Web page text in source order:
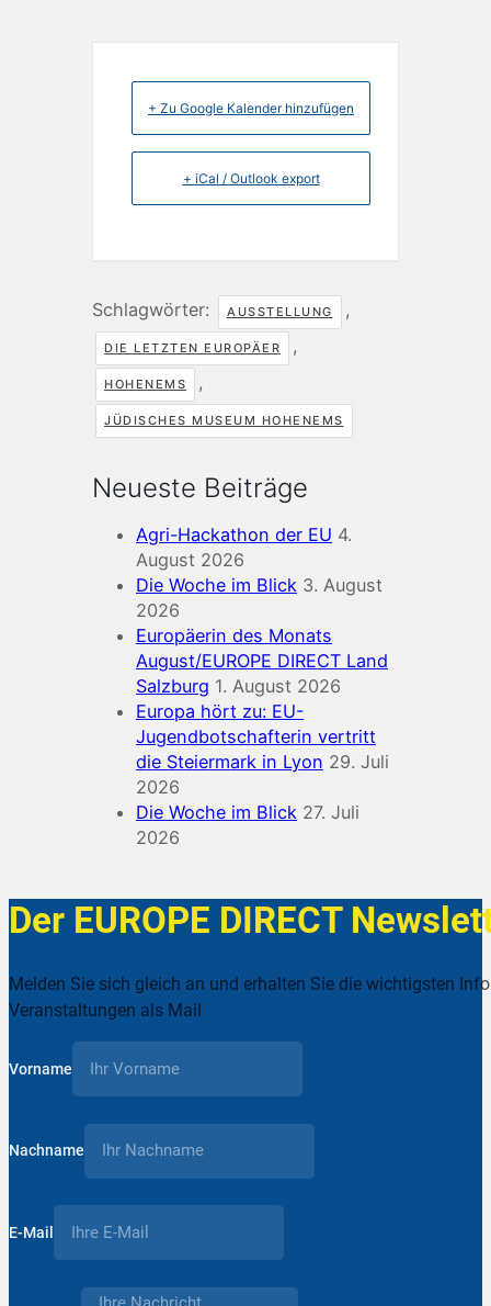
+ Zu Google Kalender hinzufügen
+ iCal / Outlook export
Schlagwörter: AUSSTELLUNG ,
DIE LETZTEN EUROPÄER ,
HOHENEMS ,
JÜDISCHES MUSEUM HOHENEMS
Neueste Beiträge
Agri-Hackathon der EU 4.
August 2026
Die Woche im Blick 3. August
2026
Europäerin des Monats
August/EUROPE DIRECT Land
Salzburg 1. August 2026
Europa hört zu: EU-
Jugendbotschafterin vertritt
die Steiermark in Lyon 29. Juli
2026
Die Woche im Blick 27. Juli
2026
Der EUROPE DIRECT
Melden Sie sich gleich an und erhalten Sie die wichtigsten
Veranstaltungen als Mail
Vorname
Nachname
E-Mail